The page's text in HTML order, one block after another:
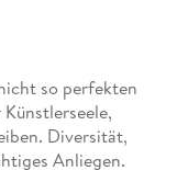
so perfekten
Diversität,
Anliegen.